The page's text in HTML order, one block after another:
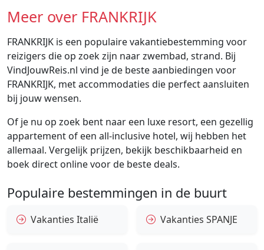
Meer over FRANKRIJK
FRANKRIJK is een populaire vakantiebestemming voor
reizigers die op zoek zijn naar zwembad, strand. Bij
VindJouwReis.nl vind je de beste aanbiedingen voor
FRANKRIJK, met accommodaties die perfect aansluiten
bij jouw wensen.
Of je nu op zoek bent naar een luxe resort, een gezellig
appartement of een all-inclusive hotel, wij hebben het
allemaal. Vergelijk prijzen, bekijk beschikbaarheid en
boek direct online voor de beste deals.
Populaire bestemmingen in de buurt
Vakanties Italië Vakanties SPANJE